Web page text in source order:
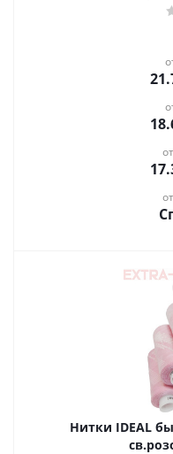
Нитки IDEAL